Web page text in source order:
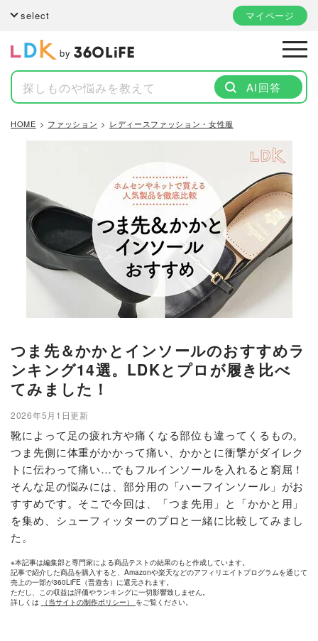
select マイページ
by
AI回答
HOME ファッション レディースファッション・女性服
つま先＆かかとインソールのおすすめラ
ンキング14選。LDKとプロが履き比べ
てみました！
2026年5月1日更新
靴によって足の疲れ方や痛くなる部位も違ってくるもの。
つま先側に体重がかかって痛い、かかとに衝撃がダイレク
トに伝わって痛い…でもフルインソールを入れると窮屈！
そんな足の悩みには、部分用の「ハーフインソール」がお
すすめです。そこで今回は、「つま先用」と「かかと用」
を集め、シューフィッターのプロと一緒に比較してみまし
た。
※本記事は編集部と専門家による商品テストの結果のもと作成しています。
記事で紹介した商品を購入すると、Amazonや楽天などのアフィリエイトプログラムを通じて
売上の一部が360LiFE（晋遊舎）に還元されます。
ただし、この収益は評価やランキングに一切影響致しません。
詳しくは
（当サイトの制作ポリシー） をご覧ください。